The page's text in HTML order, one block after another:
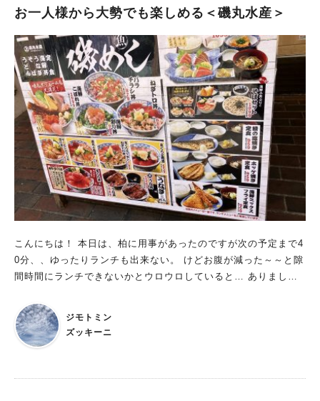
した(笑) 平日のランチはさらにお得な日替わり丼とせいろセッ
ん。 平日はさらにお安く日替わり丼とせいろのセットをいただ
くことができます！ 日替わり丼のメニューは、Instagramの公式
アカウントでアナウンスされています。 気になる方はアカウン
トをフォローして、日替わりメニューを確認して平日に行ってみ
て下さい。 私もなんとかして、平日に行ける機会を作りたいと
思います。 おそばの樹なりさんについて詳しく知りたい方はこ
ちら： https://amakism.com/gourmet-99/ https://amakism.c
om/gourmet-118/
うメニューがあるので2種類を同時に楽しむことができます♪ 個
数は3個、4個、5個から選べます。 一つ一つが大きいので、ボリ
ュームがありました！ ミックス唐揚げ定食 4個入り こちらが、
ミックス唐揚げ定食 4個入りです！ "醤油唐揚げ"は、老舗千葉醬
油を使用した特製醤油たれで2段仕込みされているそうです。 外
はサクッと、中はジューシー、 ニンニクが効いており、ご飯が
進むしっかりとした味付けです！ ご飯・キャベツは大盛りにし
てもらうことも可能です♪ "旨塩唐揚げ"は、特製旨塩たれを使用
したあっさり系で飽きのこない味つけになっています。 定食に
はキャベツだけでなく、ポテトサラダがついているのも嬉しいポ
イントになります！ 学割もあるので、学生の方はお得にいただ
くことが出来ます！ 最後までご覧いただき、ありがとうござい
ました！
お一人様から大勢でも楽しめる＜磯丸水産＞
こんにちは！ 本日は、柏に用事があったのですが次の予定まで4
0分、、ゆったりランチも出来ない。 けどお腹が減った～～と隙
間時間にランチできないかとウロウロしていると… ありました
『磯丸水産』さんです！ 11時過ぎに店内に入ると、広い店内に
大勢で楽しんでいる方々から、 お一人で食事されているサラリ
ーマン・OLさん、カップルなど、様々に皆さん楽しまれていま
ジモトミン
ズッキーニ